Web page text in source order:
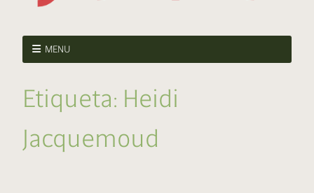
MENU
Etiqueta: Heidi
Jacquemoud